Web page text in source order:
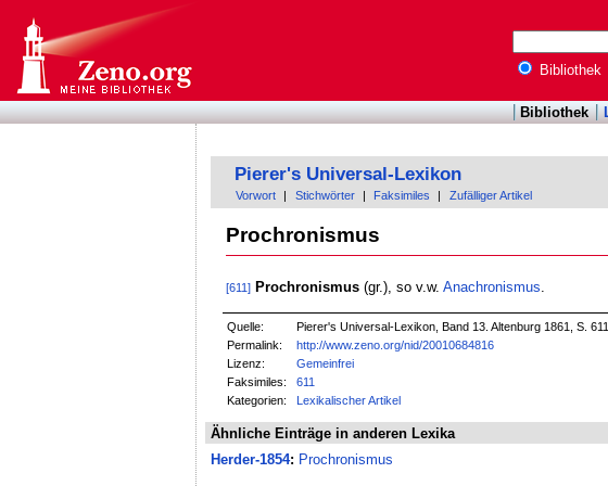
Bibliothek
Bibliothek
Pierer's Universal-Lexikon
Vorwort Stichwörter Faksimiles Zufälliger Artikel
Prochronismus
[611] Prochronismus(gr.), so v.w. Anachronismus
Quelle:
Pierer's Universal-Lexikon, Band 13. Altenburg 1861, S.
Permalink:
http://www.zeno.org/nid/20010684816
Lizenz:
Gemeinfrei
Faksimiles:
611
Kategorien:
Lexikalischer Artikel
Ähnliche Einträge in anderen Lexika
Herder-1854: Prochronismus